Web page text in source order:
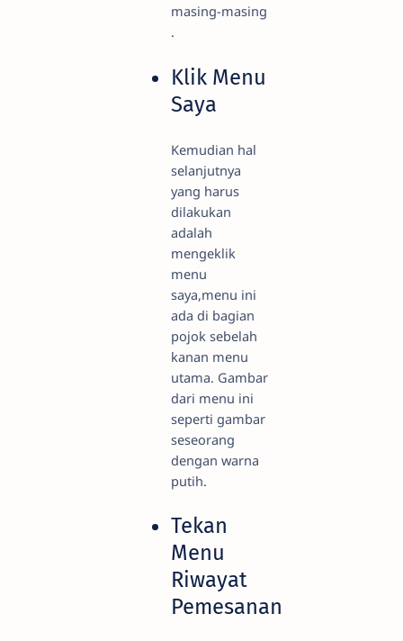
masing-masing
.
Klik Menu
Saya
Kemudian hal
selanjutnya
yang harus
dilakukan
adalah
mengeklik
menu
saya,menu ini
ada di bagian
pojok sebelah
kanan menu
utama. Gambar
dari menu ini
seperti gambar
seseorang
dengan warna
putih.
Tekan
Menu
Riwayat
Pemesanan